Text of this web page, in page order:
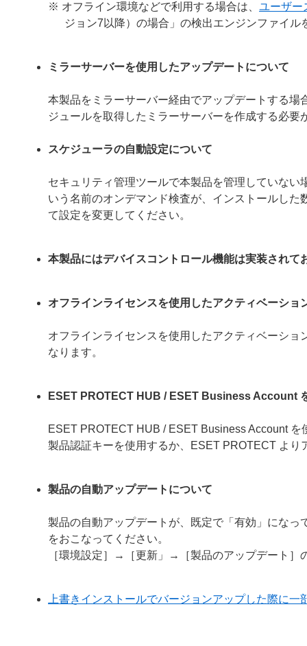
※ オフライン環境などで利用する場合は、 ユーザー
ジョン7以降）の場合」の検出エンジンファイル
ミラーサーバーを使用したアップデートについて
本製品をミラーサーバー経由でアップデートする
ジュールを取得したミラーサーバーを作成する必要
スケジューラの自動設定について
セキュリティ管理ツールで本製品を管理していな
いう名前のオンデマンド検査が、インストールし
て設定を変更してください。
本製品にはデバイスコントロール機能は実装されて
オフラインライセンスを使用したアクティベーショ
オフラインライセンスを使用したアクティベーシ
なります。
ESET PROTECT HUB / ESET Business Account
ESET PROTECT HUB / ESET Business Account
製品認証キーを使用するか、ESET PROTECT よ
製品の自動アップデートについて
製品の自動アップデートが、既定で「有効」にな
をおこなってください。
［環境設定］→［更新」→［製品のアップデート］
上書きインストールでバージョンアップした際に一